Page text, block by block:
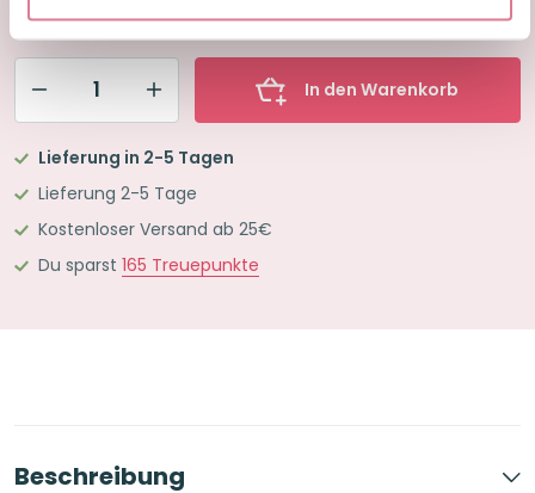
Alle
Karteikartenformate
im
Set
In den Warenkorb
Lieferung in 2-5 Tagen
Lieferung 2-5 Tage
Kostenloser Versand ab 25€
Du sparst 165 Treuepunkte
Beschreibung